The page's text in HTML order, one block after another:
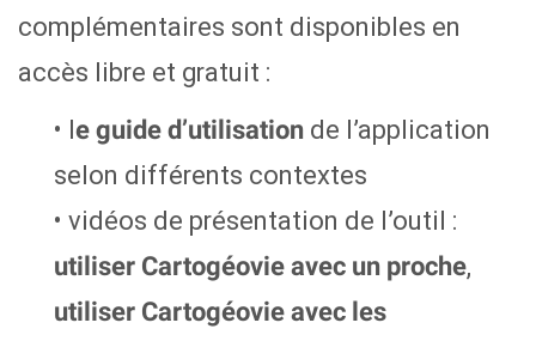
complémentaires sont disponibles en
accès libre et gratuit :
• le guide d’utilisation de l’application
selon différents contextes
• vidéos de présentation de l’outil :
utiliser Cartogéovie avec un proche,
utiliser Cartogéovie avec les